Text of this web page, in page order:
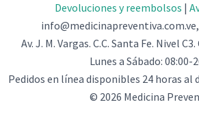
Devoluciones y reembolsos |
info@medicinapreventiva.com.ve,
Av. J. M. Vargas. C.C. Santa Fe. Nivel
Lunes a Sábado: 08:00-
Pedidos en línea disponibles 24 horas al
© 2026 Medicina